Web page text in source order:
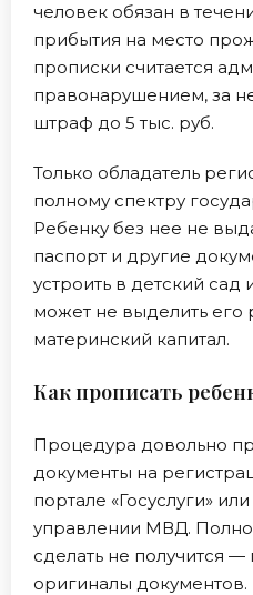
человек обязан в
прибытия на место
прописки считается
правонарушением, за
штраф до 5 тыс. руб.
Только обладатель
полному спектру
Ребенку без нее не
паспорт и другие
устроить в детский сад
может не выделить его
материнский капитал.
Как прописать
Процедура довольно
документы на
портале «Госуслуги»
управлении МВД.
сделать не получится
оригиналы документов.